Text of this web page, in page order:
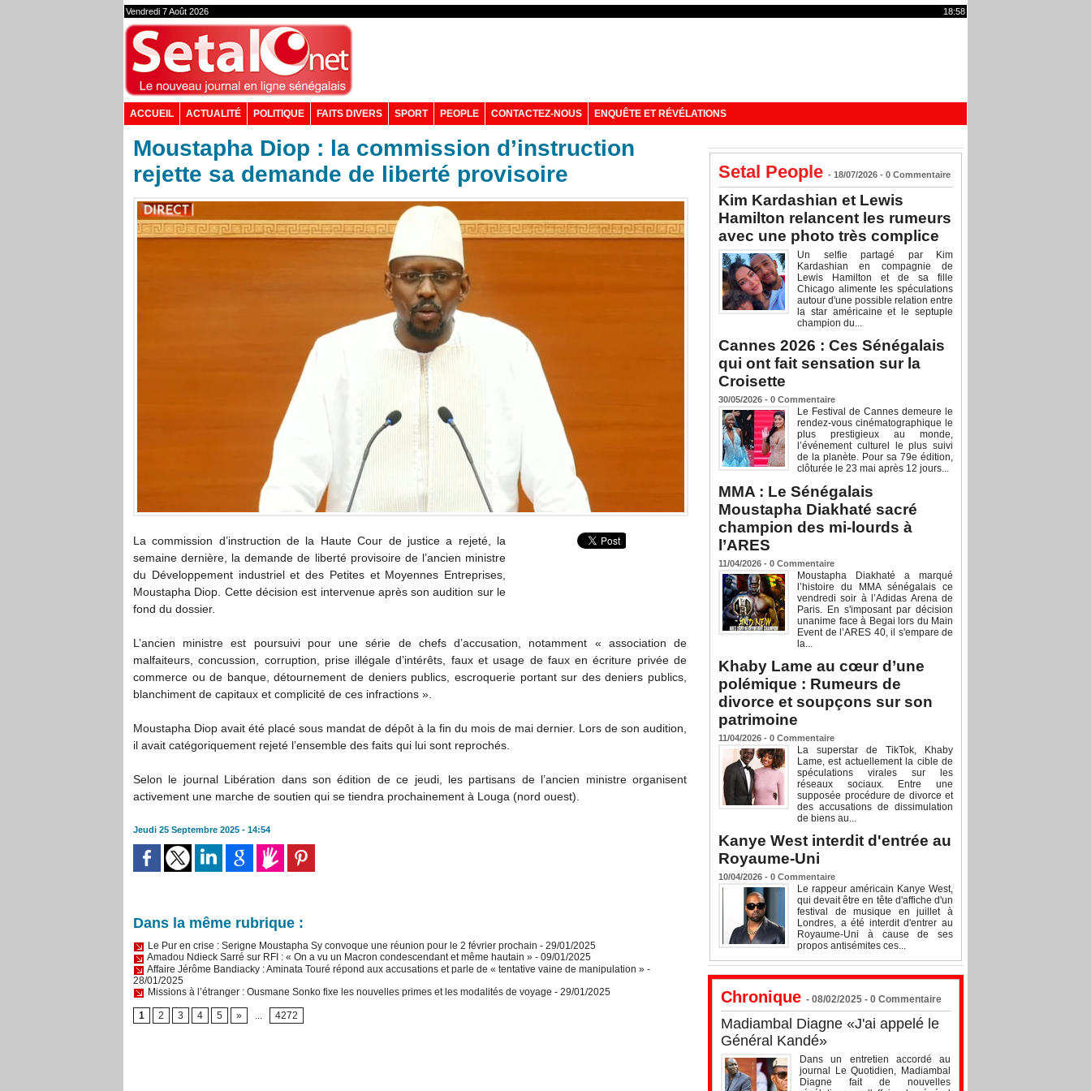
Vendredi 7 Août 2026 18:58
ACCUEIL ACTUALITÉ POLITIQUE FAITS DIVERS SPORT PEOPLE CONTACTEZ-NOUS ENQUÊTE ET RÉVÉLATIONS
Moustapha Diop : la commission d’instruction
rejette sa demande de liberté provisoire
La commission d’instruction de la Haute Cour de justice a rejeté, la
semaine dernière, la demande de liberté provisoire de l’ancien ministre
du Développement industriel et des Petites et Moyennes Entreprises,
Moustapha Diop. Cette décision est intervenue après son audition sur le
fond du dossier.
L’ancien ministre est poursuivi pour une série de chefs d’accusation, notamment « association de
malfaiteurs, concussion, corruption, prise illégale d’intérêts, faux et usage de faux en écriture privée de
commerce ou de banque, détournement de deniers publics, escroquerie portant sur des deniers publics,
blanchiment de capitaux et complicité de ces infractions ».
Moustapha Diop avait été placé sous mandat de dépôt à la fin du mois de mai dernier. Lors de son audition,
il avait catégoriquement rejeté l’ensemble des faits qui lui sont reprochés.
Selon le journal Libération dans son édition de ce jeudi, les partisans de l’ancien ministre organisent
activement une marche de soutien qui se tiendra prochainement à Louga (nord ouest).
Jeudi 25 Septembre 2025 - 14:54
Dans la même rubrique :
Le Pur en crise : Serigne Moustapha Sy convoque une réunion pour le 2 février prochain - 29/01/2025
Amadou Ndieck Sarré sur RFI : « On a vu un Macron condescendant et même hautain » - 09/01/2025
Affaire Jérôme Bandiacky : Aminata Touré répond aux accusations et parle de « tentative vaine de manipulation » -
28/01/2025
Missions à l’étranger : Ousmane Sonko fixe les nouvelles primes et les modalités de voyage - 29/01/2025
1 2 3 4 5 » ... 4272
Setal People - 18/07/2026 - 0 Commentaire
Kim Kardashian et Lewis
Hamilton relancent les rumeurs
avec une photo très complice
Un selfie partagé par Kim
Kardashian en compagnie de
Lewis Hamilton et de sa fille
Chicago alimente les spéculations
autour d'une possible relation entre
la star américaine et le septuple
champion du...
Cannes 2026 : Ces Sénégalais
qui ont fait sensation sur la
Croisette
30/05/2026 - 0 Commentaire
Le Festival de Cannes demeure le
rendez-vous cinématographique le
plus prestigieux au monde,
l’événement culturel le plus suivi
de la planète. Pour sa 79e édition,
clôturée le 23 mai après 12 jours...
MMA : Le Sénégalais
Moustapha Diakhaté sacré
champion des mi-lourds à
l’ARES
11/04/2026 - 0 Commentaire
Moustapha Diakhaté a marqué
l’histoire du MMA sénégalais ce
vendredi soir à l’Adidas Arena de
Paris. En s'imposant par décision
unanime face à Begai lors du Main
Event de l’ARES 40, il s'empare de
la...
Khaby Lame au cœur d’une
polémique : Rumeurs de
divorce et soupçons sur son
patrimoine
11/04/2026 - 0 Commentaire
La superstar de TikTok, Khaby
Lame, est actuellement la cible de
spéculations virales sur les
réseaux sociaux. Entre une
supposée procédure de divorce et
des accusations de dissimulation
de biens au...
Kanye West interdit d'entrée au
Royaume-Uni
10/04/2026 - 0 Commentaire
Le rappeur américain Kanye West,
qui devait être en tête d'affiche d'un
festival de musique en juillet à
Londres, a été interdit d'entrer au
Royaume-Uni à cause de ses
propos antisémites ces...
Chronique - 08/02/2025 - 0 Commentaire
Madiambal Diagne «J'ai appelé le
Général Kandé»
Dans un entretien accordé au
journal Le Quotidien, Madiambal
Diagne fait de nouvelles